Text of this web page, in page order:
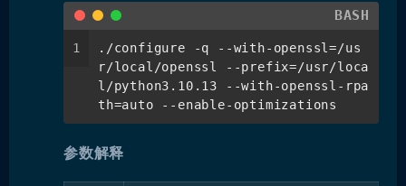
BASH
1
./configure -q --with-openssl=/us
r/local/openssl --prefix=/usr/loca
l/python3.10.13 --with-openssl-rpa
th=auto --enable-optimizations
参数解释